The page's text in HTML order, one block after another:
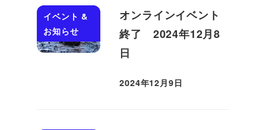
イベント &
お知らせ
オンラインイベント
終了 2024年12月8
日
投稿日
2024年12月9日